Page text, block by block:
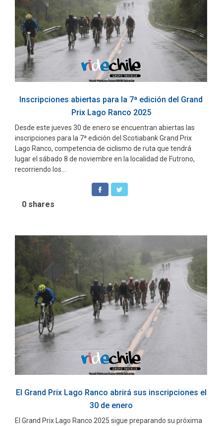
Inscripciones abiertas para la 7ª edición del Grand
Prix Lago Ranco 2025
Desde este jueves 30 de enero se encuentran abiertas las
inscripciones para la 7ª edición del Scotiabank Grand Prix
Lago Ranco, competencia de ciclismo de ruta que tendrá
lugar el sábado 8 de noviembre en la localidad de Futrono,
recorriendo los...
0 shares
El Grand Prix Lago Ranco abrirá sus inscripciones el
30 de enero
El Grand Prix Lago Ranco 2025 sigue preparando su próxima